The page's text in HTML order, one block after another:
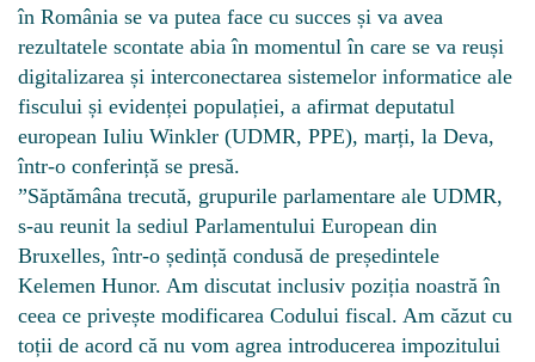
în România se va putea face cu succes și va avea
rezultatele scontate abia în momentul în care se va reuși
digitalizarea și interconectarea sistemelor informatice ale
fiscului și evidenței populației, a afirmat deputatul
european Iuliu Winkler (UDMR, PPE), marți, la Deva,
într-o conferință se presă.
”Săptămâna trecută, grupurile parlamentare ale UDMR,
s-au reunit la sediul Parlamentului European din
Bruxelles, într-o ședință condusă de președintele
Kelemen Hunor. Am discutat inclusiv poziția noastră în
ceea ce privește modificarea Codului fiscal. Am căzut cu
toții de acord că nu vom agrea introducerea impozitului